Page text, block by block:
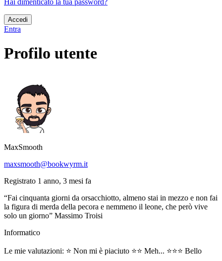
Accedi
Entra
Profilo utente
MaxSmooth
maxsmooth@bookwyrm.it
Registrato 1 anno, 3 mesi fa
“Fai cinquanta giorni da orsacchiotto, almeno stai in mezzo e non fai
la figura di merda della pecora e nemmeno il leone, che però vive
solo un giorno” Massimo Troisi
Informatico
Le mie valutazioni: ⭐ Non mi è piaciuto ⭐⭐ Meh... ⭐⭐⭐ Bello